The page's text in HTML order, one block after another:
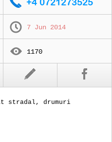
7 Jun 2014
1170
stradal, drumuri